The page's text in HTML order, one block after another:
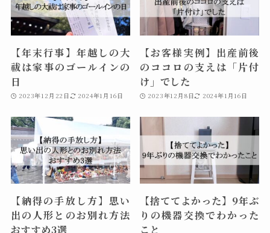
【年末行事】年越しの大
祓は家事のゴールインの
日
2023年12月22日 2024年1月16日
【お客様実例】出産前後
のココロの支えは「片付
け」でした
2023年12月8日 2024年1月16日
【納得の手放し方】思い
出の人形とのお別れ方法
おすすめ3選
【捨ててよかった】9年ぶ
りの機器交換でわかった
こと